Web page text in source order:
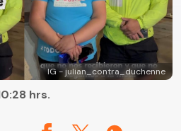
IG - julian_contra_duchenne
hrs.